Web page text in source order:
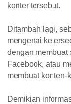
konter tersebut.
Ditambah lagi,
mengenai
dengan membuat
Facebook, atau
membuat konten-
Demikian